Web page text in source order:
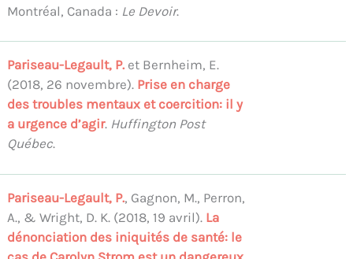
Montréal, Canada : Le Devoir.
Pariseau-Legault, P. et Bernheim, E.
(2018, 26 novembre). Prise en charge
des troubles mentaux et coercition: il y
a urgence d’agir. Huffington Post
Québec.
Pariseau-Legault, P., Gagnon, M., Perron,
A., & Wright, D. K. (2018, 19 avril). La
dénonciation des iniquités de santé: le